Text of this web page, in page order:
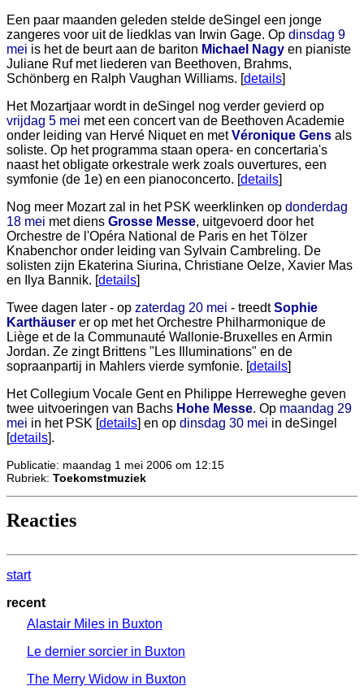
Een paar maanden geleden stelde deSingel een jonge
zangeres voor uit de liedklas van Irwin Gage. Op dinsdag 9
mei is het de beurt aan de bariton Michael Nagy en pianiste
Juliane Ruf met liederen van Beethoven, Brahms,
Schönberg en Ralph Vaughan Williams. [details]
Het Mozartjaar wordt in deSingel nog verder gevierd op
vrijdag 5 mei met een concert van de Beethoven Academie
onder leiding van Hervé Niquet en metVéronique Gens als
soliste. Op het programma staan opera- en concertaria's
naast het obligate orkestrale werk zoals ouvertures, een
symfonie (de 1e) en een pianoconcerto. [details]
Nog meer Mozart zal in het PSK weerklinken op donderdag
18 mei met diens Grosse Messe, uitgevoerd door het
Orchestre de l'Opéra National de Paris en het Tölzer
Knabenchor onder leiding van Sylvain Cambreling. De
solisten zijn Ekaterina Siurina, Christiane Oelze, Xavier Mas
en Ilya Bannik. [details]
Twee dagen later - op zaterdag 20 mei - treedtSophie
Karthäuser er op met het Orchestre Philharmonique de
Liège et de la Communauté Wallonie-Bruxelles en Armin
Jordan. Ze zingt Brittens "Les Illuminations" en de
sopraanpartij in Mahlers vierde symfonie. [details]
Het Collegium Vocale Gent en Philippe Herreweghe geven
twee uitvoeringen van Bachs Hohe Messe. Op maandag 29
mei in het PSK [details] en op dinsdag 30 mei in deSingel
[details].
Publicatie: maandag 1 mei 2006 om 12:15
Rubriek: Toekomstmuziek
Reacties
start
recent
Alastair Miles in Buxton
Le dernier sorcier in Buxton
The Merry Widow in Buxton